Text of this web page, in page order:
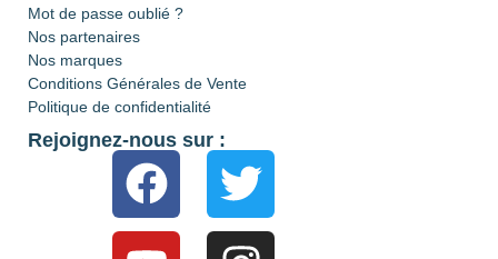
Mot de passe oublié ?
Nos partenaires
Nos marques
Conditions Générales de Vente
Politique de confidentialité
Rejoignez-nous sur :